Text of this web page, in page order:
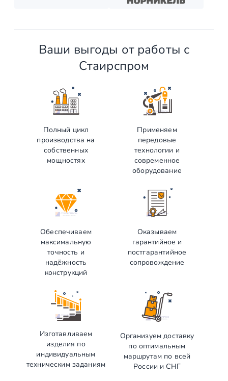
Ваши выгоды от работы с
Стаирспром
Полный цикл
производства на
собственных
мощностях
Применяем
передовые
технологии и
современное
оборудование
Обеспечиваем
максимальную
точность и
надёжность
конструкций
Оказываем
гарантийное и
постгарантийное
сопровождение
Изготавливаем
изделия по
индивидуальным
техническим заданиям
Организуем доставку
по оптимальным
маршрутам по всей
России и СНГ